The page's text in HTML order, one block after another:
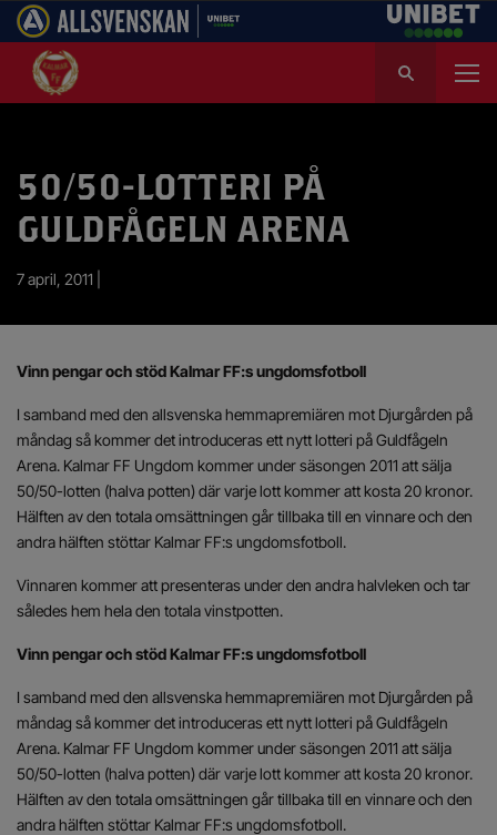
k
50/50-LOTTERI PÅ
GULDFÅGELN ARENA
7 april, 2011 |
Vinn pengar och stöd Kalmar FF:s ungdomsfotboll
I samband med den allsvenska hemmapremiären mot Djurgården på
måndag så kommer det introduceras ett nytt lotteri på Guldfågeln
Arena. Kalmar FF Ungdom kommer under säsongen 2011 att sälja
50/50-lotten (halva potten) där varje lott kommer att kosta 20 kronor.
Hälften av den totala omsättningen går tillbaka till en vinnare och den
andra hälften stöttar Kalmar FF:s ungdomsfotboll.
Vinnaren kommer att presenteras under den andra halvleken och tar
således hem hela den totala vinstpotten.
Vinn pengar och stöd Kalmar FF:s ungdomsfotboll
I samband med den allsvenska hemmapremiären mot Djurgården på
måndag så kommer det introduceras ett nytt lotteri på Guldfågeln
Arena. Kalmar FF Ungdom kommer under säsongen 2011 att sälja
50/50-lotten (halva potten) där varje lott kommer att kosta 20 kronor.
Hälften av den totala omsättningen går tillbaka till en vinnare och den
andra hälften stöttar Kalmar FF:s ungdomsfotboll.